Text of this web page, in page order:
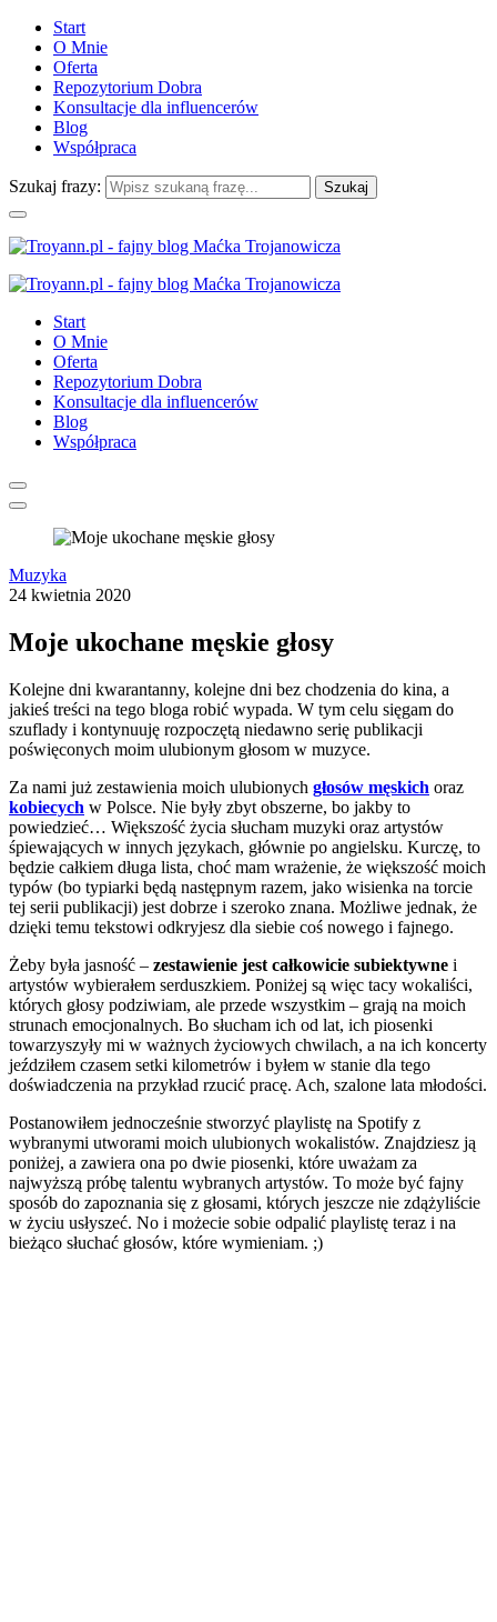
Start
O Mnie
Oferta
Repozytorium Dobra
Konsultacje dla influencerów
Blog
Współpraca
Szukaj frazy:
Start
O Mnie
Oferta
Repozytorium Dobra
Konsultacje dla influencerów
Blog
Współpraca
Muzyka
24 kwietnia 2020
Moje ukochane męskie głosy
Kolejne dni kwarantanny, kolejne dni bez chodzenia do kina, a
jakieś treści na tego bloga robić wypada. W tym celu sięgam do
szuflady i kontynuuję rozpoczętą niedawno serię publikacji
poświęconych moim ulubionym głosom w muzyce.
Za nami już zestawienia moich ulubionych głosów męskich oraz
kobiecych w Polsce. Nie były zbyt obszerne, bo jakby to
powiedzieć… Większość życia słucham muzyki oraz artystów
śpiewających w innych językach, głównie po angielsku. Kurczę, to
będzie całkiem długa lista, choć mam wrażenie, że większość moich
typów (bo typiarki będą następnym razem, jako wisienka na torcie
tej serii publikacji) jest dobrze i szeroko znana. Możliwe jednak, że
dzięki temu tekstowi odkryjesz dla siebie coś nowego i fajnego.
Żeby była jasność – zestawienie jest całkowicie subiektywne i
artystów wybierałem serduszkiem. Poniżej są więc tacy wokaliści,
których głosy podziwiam, ale przede wszystkim – grają na moich
strunach emocjonalnych. Bo słucham ich od lat, ich piosenki
towarzyszyły mi w ważnych życiowych chwilach, a na ich koncerty
jeździłem czasem setki kilometrów i byłem w stanie dla tego
doświadczenia na przykład rzucić pracę. Ach, szalone lata młodości.
Postanowiłem jednocześnie stworzyć playlistę na Spotify z
wybranymi utworami moich ulubionych wokalistów. Znajdziesz ją
poniżej, a zawiera ona po dwie piosenki, które uważam za
najwyższą próbę talentu wybranych artystów. To może być fajny
sposób do zapoznania się z głosami, których jeszcze nie zdążyliście
w życiu usłyszeć. No i możecie sobie odpalić playlistę teraz i na
bieżąco słuchać głosów, które wymieniam. ;)